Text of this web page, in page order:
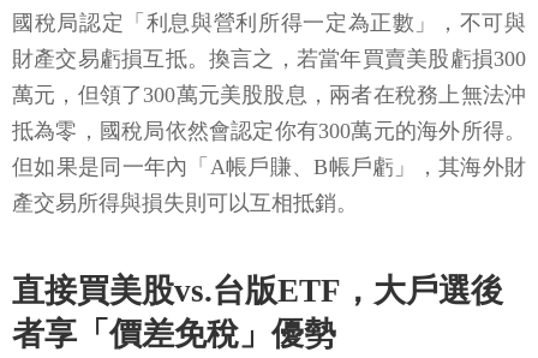
國稅局認定「利息與營利所得一定為正數」，不可與
財產交易虧損互抵。換言之，若當年買賣美股虧損300
萬元，但領了300萬元美股股息，兩者在稅務上無法沖
抵為零，國稅局依然會認定你有300萬元的海外所得。
但如果是同一年內「A帳戶賺、B帳戶虧」，其海外財
產交易所得與損失則可以互相抵銷。
直接買美股vs.台版ETF，大戶選後
者享「價差免稅」優勢